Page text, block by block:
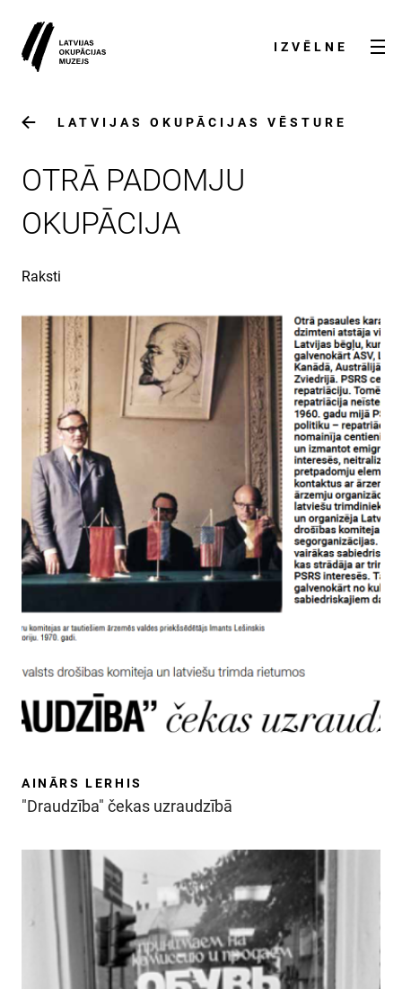
IZVĒLNE
PAR MUZEJU
SKOLĀM
MUZEJA VEIKALS
KONTAKTI
MILITĀRAIS MANTOJUMS
VĒSTURE
LATVIJAS OKUPĀCIJAS VĒSTURE
OTRĀ PADOMJU
OKUPĀCIJA
Raksti
AINĀRS LERHIS
"Draudzība" čekas uzraudzībā